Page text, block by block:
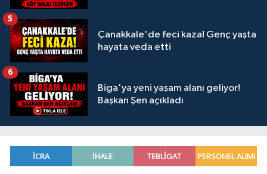
Çanakkale'de feci kaza! Genç yaşta
hayata veda etti
5
Biga'ya yeni yaşam alanı geliyor!
Başkan Şen açıkladı
6